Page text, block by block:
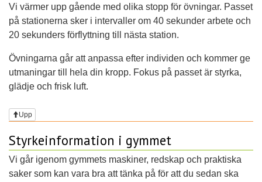
Vi värmer upp gående med olika stopp för övningar. Passet
på stationerna sker i intervaller om 40 sekunder arbete och
20 sekunders förflyttning till nästa station.
Övningarna går att anpassa efter individen och kommer ge
utmaningar till hela din kropp. Fokus på passet är styrka,
glädje och frisk luft.
Upp
Styrkeinformation i gymmet
Vi går igenom gymmets maskiner, redskap och praktiska
saker som kan vara bra att tänka på för att du sedan ska